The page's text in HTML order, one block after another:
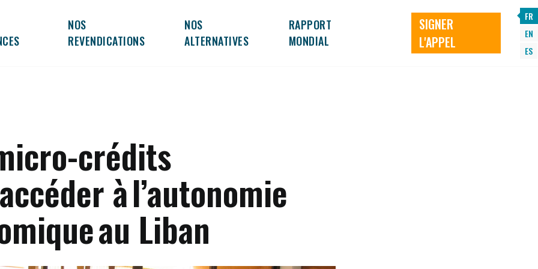
NOS
REVENDICATIONS
NOS
ALTERNATIVES
RAPPORT
MONDIAL
SIGNER
L'APPEL
FR
EN
ES
crédits
à l’autonomie
au Liban